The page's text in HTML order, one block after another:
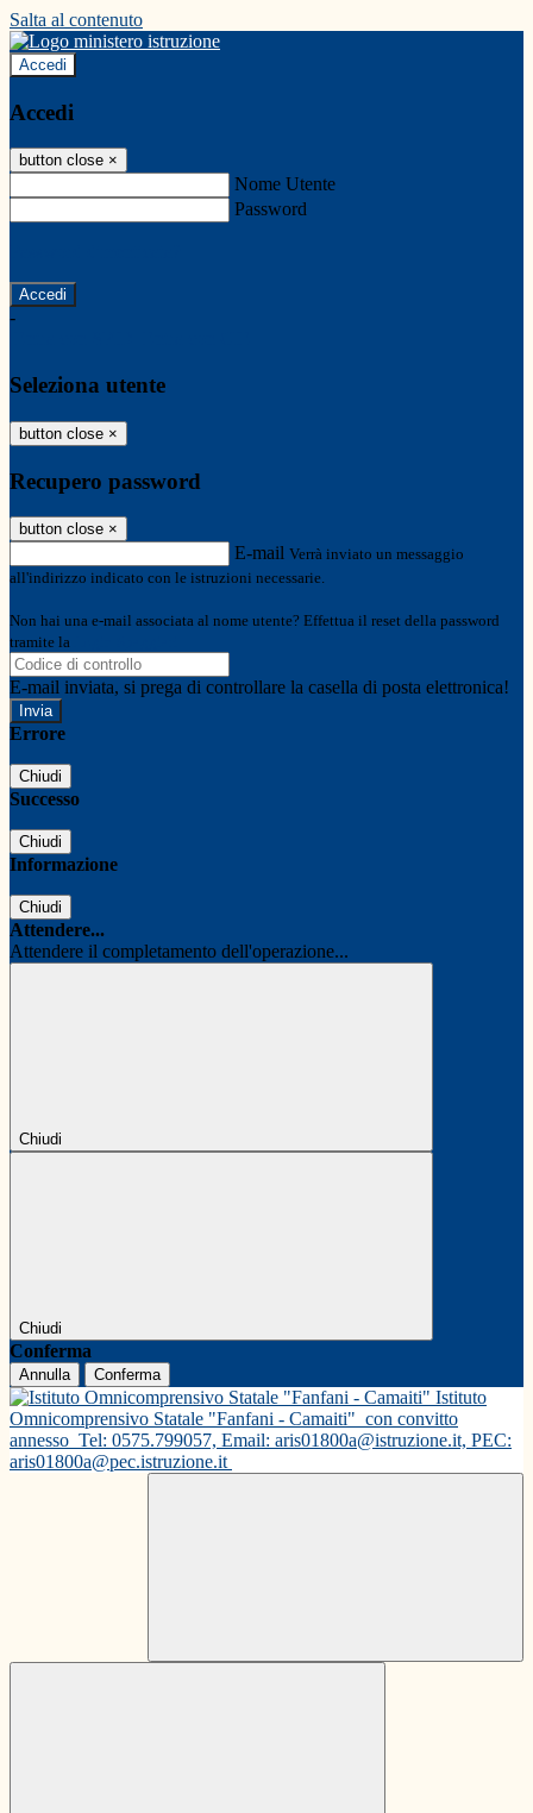
Salta al contenuto
Accedi
Accedi
button close ×
Nome Utente
Password
-
Seleziona utente
button close ×
Recupero password
button close ×
E-mail Verrà inviato un messaggio
all'indirizzo indicato con le istruzioni necessarie.
Non hai una e-mail associata al nome utente? Effettua il reset della password
tramite la
E-mail inviata, si prega di controllare la casella di posta elettronica!
Errore
Chiudi
Successo
Chiudi
Informazione
Chiudi
Attendere...
Attendere il completamento dell'operazione...
Chiudi
Chiudi
Conferma
Annulla Conferma
Istituto
Omnicomprensivo Statale "Fanfani - Camaiti" con convitto
annesso Tel: 0575.799057, Email: aris01800a@istruzione.it, PEC:
aris01800a@pec.istruzione.it